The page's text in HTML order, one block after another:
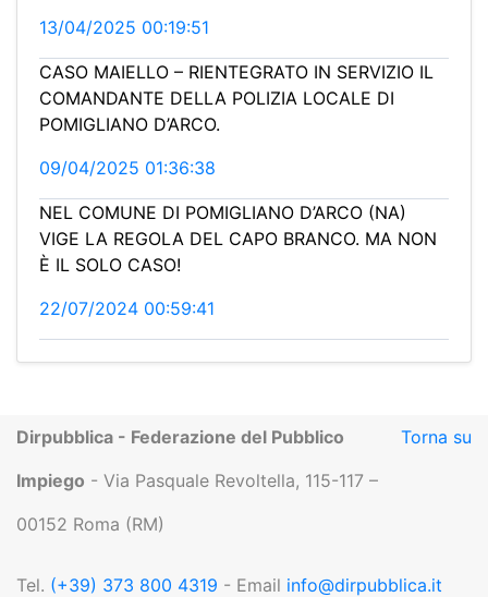
13/04/2025 00:19:51
CASO MAIELLO – RIENTEGRATO IN SERVIZIO IL
COMANDANTE DELLA POLIZIA LOCALE DI
POMIGLIANO D’ARCO.
09/04/2025 01:36:38
NEL COMUNE DI POMIGLIANO D’ARCO (NA)
VIGE LA REGOLA DEL CAPO BRANCO. MA NON
È IL SOLO CASO!
22/07/2024 00:59:41
Torna su
Dirpubblica - Federazione del Pubblico
Impiego - Via Pasquale Revoltella, 115-117 –
00152 Roma (RM)
Tel. (+39) 373 800 4319 - Email info@dirpubblica.it